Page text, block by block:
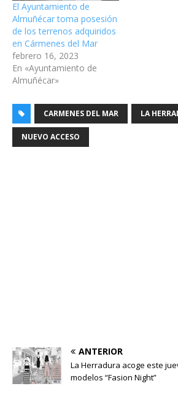
El Ayuntamiento de
Almuñécar toma posesión
de los terrenos adquiridos
en Cármenes del Mar
febrero 16, 2023
En «Ayuntamiento de
Almuñécar»
CARMENES DEL MAR LA
NUEVO ACCESO
ANTERIOR
La Herradura acoge este
modelos “Fasion Night”